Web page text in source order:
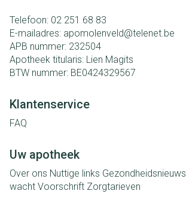
Telefoon: 02 251 68 83
E-mailadres: apomolenveld@telenet.be
APB nummer: 232504
Apotheek titularis: Lien Magits
BTW nummer: BE0424329567
Klantenservice
FAQ
Uw apotheek
Over ons Nuttige links Gezondheidsnieuws
wacht Voorschrift Zorgtarieven